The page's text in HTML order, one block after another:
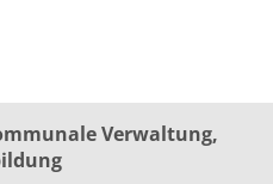
Verwaltung,